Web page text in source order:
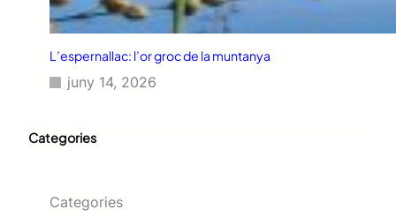
L’espernallac: l’or groc de la muntanya
juny 14, 2026
Categories
Categories